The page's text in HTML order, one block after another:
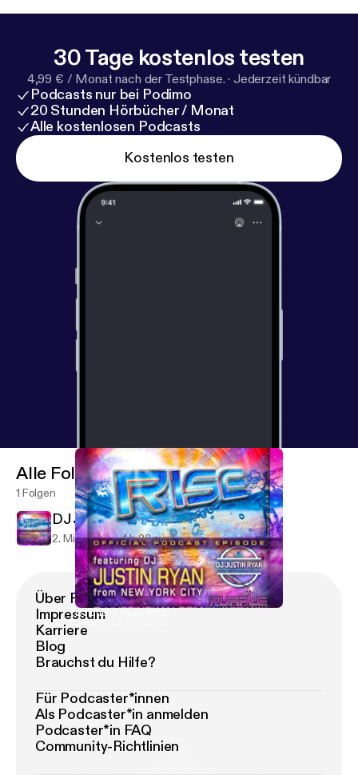
30 Tage kostenlos testen
4,99 € / Monat nach der Testphase. · Jederzeit kündbar
Podcasts nur bei Podimo
20 Stunden Hörbücher / Monat
Alle kostenlosen Podcasts
Kostenlos testen
DJ Justin Ryan::RISE!
Alle Folgen
1 Folgen
DJ Justin Ryan::RISE!
2. März 2013 1 h 28 min
Über Podimo
Impressum
Karriere
Blog
Brauchst du Hilfe?
Für Podcaster*innen
Als Podcaster*in anmelden
Podcaster*in FAQ
Community-Richtlinien